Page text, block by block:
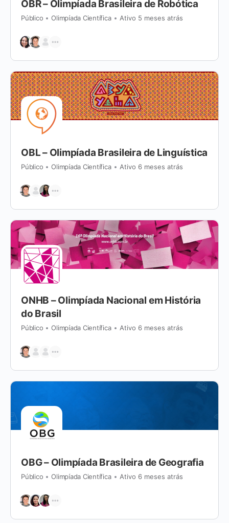
OBR – Olimpíada Brasileira de Robótica
Público Olimpíada Científica Ativo 5 meses atrás
OBL – Olimpíada Brasileira de Linguística
Público Olimpíada Científica Ativo 6 meses atrás
ONHB – Olimpíada Nacional em História
do Brasil
Público Olimpíada Científica Ativo 6 meses atrás
OBG – Olimpíada Brasileira de Geografia
Público Olimpíada Científica Ativo 6 meses atrás